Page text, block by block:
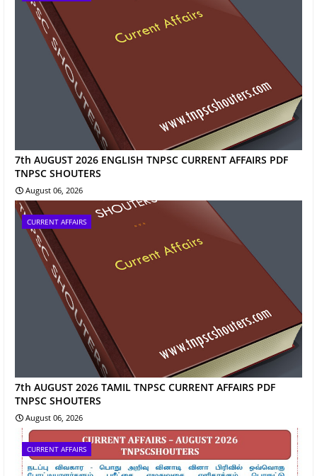
7th AUGUST 2026 ENGLISH TNPSC CURRENT AFFAIRS PDF
TNPSC SHOUTERS
August 06, 2026
CURRENT AFFAIRS
7th AUGUST 2026 TAMIL TNPSC CURRENT AFFAIRS PDF
TNPSC SHOUTERS
August 06, 2026
CURRENT AFFAIRS